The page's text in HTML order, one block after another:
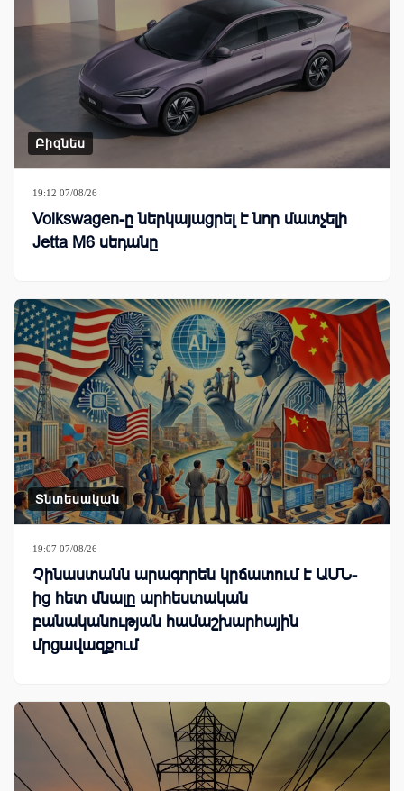
Բիզնես
19:12 07/08/26
Volkswagen-ը ներկայացրել է նոր մատչելի
Jetta M6 սեդանը
Տնտեսական
19:07 07/08/26
Չինաստանն արագորեն կրճատում է ԱՄՆ-
ից հետ մնալը արհեստական
բանականության համաշխարհային
մրցավազքում